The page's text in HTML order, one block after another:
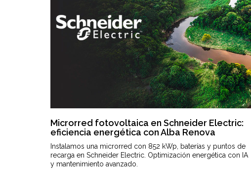
Microrred fotovoltaica en Schneider Electric:
eficiencia energética con Alba Renova
Instalamos una microrred con 852 kWp, baterías y puntos de
recarga en Schneider Electric. Optimización energética con IA
y mantenimiento avanzado.